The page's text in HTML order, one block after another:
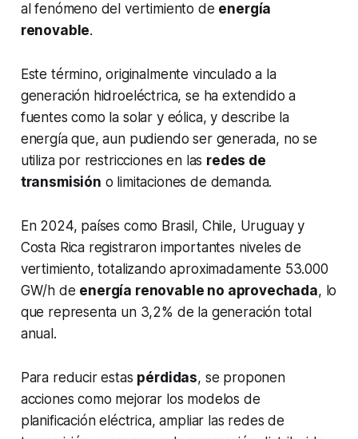
al fenómeno del vertimiento de energía
renovable.
Este término, originalmente vinculado a la
generación hidroeléctrica, se ha extendido a
fuentes como la solar y eólica, y describe la
energía que, aun pudiendo ser generada, no se
utiliza por restricciones en las redes de
transmisión o limitaciones de demanda.
En 2024, países como Brasil, Chile, Uruguay y
Costa Rica registraron importantes niveles de
vertimiento, totalizando aproximadamente 53.000
GW/h de energía renovable no aprovechada, lo
que representa un 3,2% de la generación total
anual.
Para reducir estas pérdidas, se proponen
acciones como mejorar los modelos de
planificación eléctrica, ampliar las redes de